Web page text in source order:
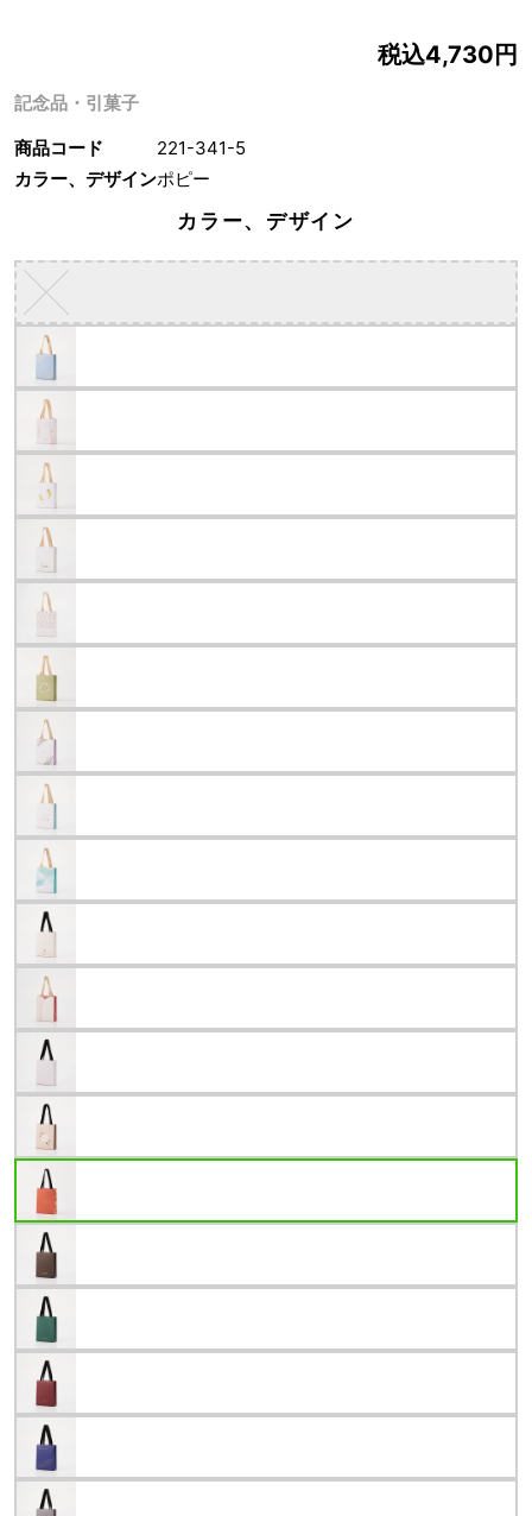
記念品・引菓子
税込4,730円
商品コード
221-341-5
カラー、デザインポピー
カラー、デザイン